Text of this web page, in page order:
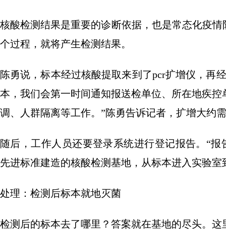
核酸检测结果是重要的诊断依据，也是常态化疫
个过程，就将产生检测结果。
陈勇说，标本经过核酸提取来到了pcr扩增仪，再
本，我们会第一时间通知报送检单位、所在地疾
调、人群隔离等工作。”陈勇告诉记者，扩增大约
随后，工作人员还要登录系统进行登记报告。“
先进标准建造的核酸检测基地，从标本进入实验
处理：检测后标本就地灭菌
检测后的标本去了哪里？答案就在基地的尽头。